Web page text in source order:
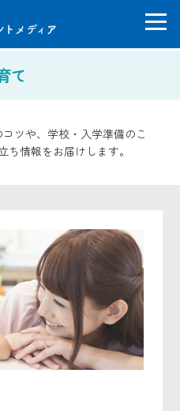
て
ツや、学校・入学準備のこ
ち情報をお届けします。